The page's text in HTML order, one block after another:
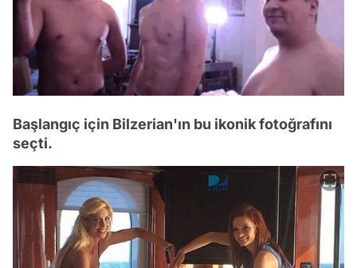
Başlangıç için Bilzerian'ın bu ikonik fotoğrafını
seçti.